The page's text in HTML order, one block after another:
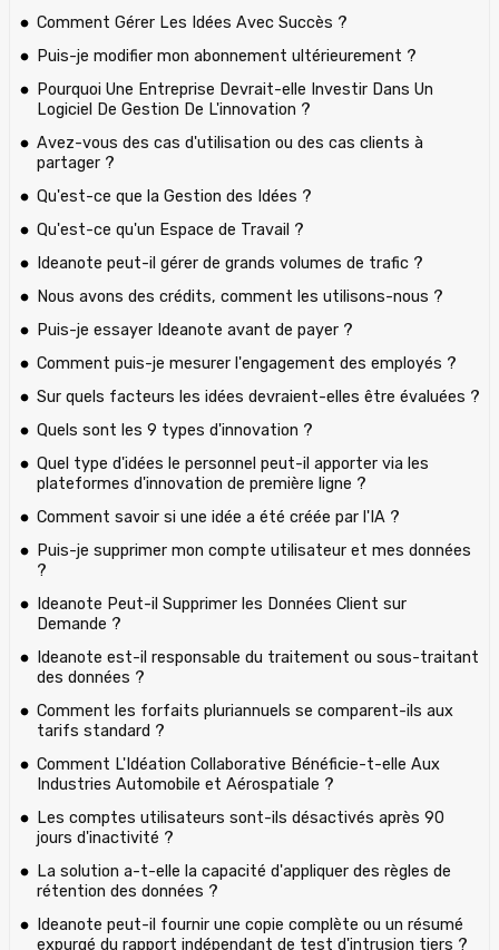
Comment Gérer Les Idées Avec Succès ?
Puis-je modifier mon abonnement ultérieurement ?
Pourquoi Une Entreprise Devrait-elle Investir Dans Un
Logiciel De Gestion De L'innovation ?
Avez-vous des cas d'utilisation ou des cas clients à
partager ?
Qu'est-ce que la Gestion des Idées ?
Qu'est-ce qu'un Espace de Travail ?
Ideanote peut-il gérer de grands volumes de trafic ?
Nous avons des crédits, comment les utilisons-nous ?
Puis-je essayer Ideanote avant de payer ?
Comment puis-je mesurer l'engagement des employés ?
Sur quels facteurs les idées devraient-elles être évaluées ?
Quels sont les 9 types d'innovation ?
Quel type d'idées le personnel peut-il apporter via les
plateformes d'innovation de première ligne ?
Comment savoir si une idée a été créée par l'IA ?
Puis-je supprimer mon compte utilisateur et mes données
?
Ideanote Peut-il Supprimer les Données Client sur
Demande ?
Ideanote est-il responsable du traitement ou sous-traitant
des données ?
Comment les forfaits pluriannuels se comparent-ils aux
tarifs standard ?
Comment L'Idéation Collaborative Bénéficie-t-elle Aux
Industries Automobile et Aérospatiale ?
Les comptes utilisateurs sont-ils désactivés après 90
jours d'inactivité ?
La solution a-t-elle la capacité d'appliquer des règles de
rétention des données ?
Ideanote peut-il fournir une copie complète ou un résumé
expurgé du rapport indépendant de test d'intrusion tiers ?